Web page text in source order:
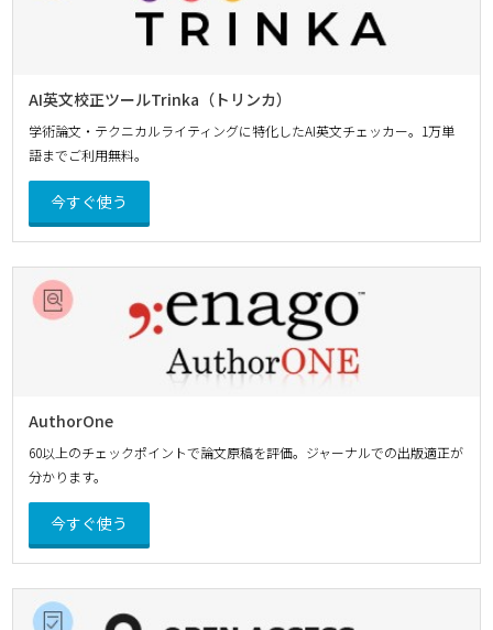
AI英文校正ツールTrinka（トリンカ）
学術論文・テクニカルライティングに特化したAI英文チェッカー。1万単
語までご利用無料。
今すぐ使う
AuthorOne
60以上のチェックポイントで論文原稿を評価。ジャーナルでの出版適正が
分かります。
今すぐ使う